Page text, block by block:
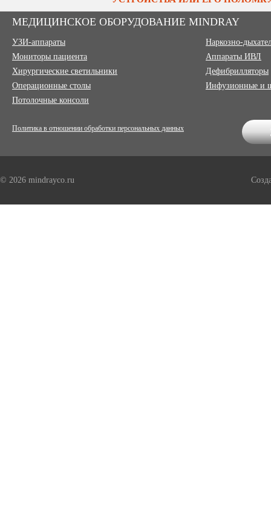
МЕДИЦИНСКОЕ ОБОРУДОВАНИЕ MINDRAY
УЗИ-аппараты
Мониторы пациента
Хирургические светильники
Операционные столы
Потолочные консоли
Наркозно-
Аппараты ИВЛ
Дефибрилляторы
Инфузионные и
Политика в отношении обработки персональных данных
© 2026 mindrayco.ru